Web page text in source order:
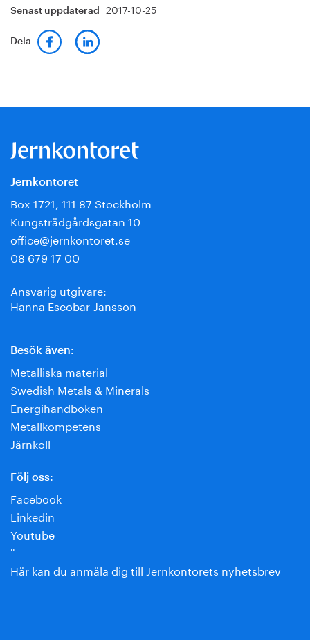
Senast uppdaterad 2017-10-25
Dela
Jernkontoret
Box 1721, 111 87 Stockholm
Kungsträdgårdsgatan 10
office@jernkontoret.se
08 679 17 00
Ansvarig utgivare:
Hanna Escobar-Jansson
Besök även:
Metalliska material
Swedish Metals & Minerals
Energihandboken
Metallkompetens
Järnkoll
Följ oss:
Facebook
Linkedin
Youtube
¨
Här kan du anmäla dig till Jernkontorets nyhetsbrev